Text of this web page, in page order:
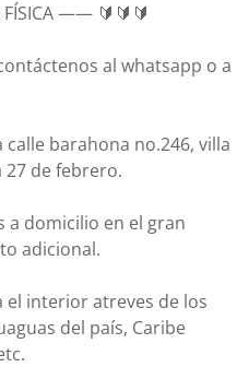
—— 🔰🔰🔰
al whatsapp o a
barahona no.246, villa
27 de febrero.
a domicilio en el gran
adicional.
el interior atreves de los
del país, Caribe